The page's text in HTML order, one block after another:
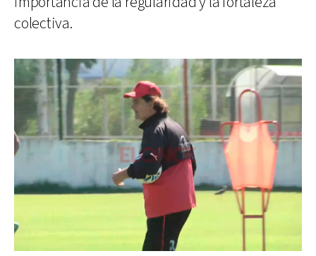
colectiva.